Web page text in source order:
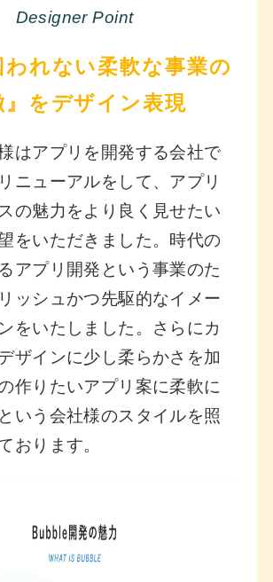
Designer Point
われない柔軟な事業の
』をデザイン表現
はアプリを開発する会社で
ニューアルをして、アプリ
の魅力をより良く見せたい
をいただきました。時代の
アプリ開発という事業のた
ッシュかつ先駆的なイメー
をいたしました。さらにカ
ザインに少し柔らかさを加
作りたいアプリ案に柔軟に
いう会社様のスタイルを照
おります。